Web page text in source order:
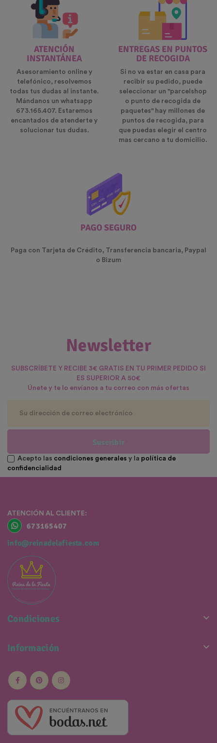
ATENCIÓN
INSTANTÁNEA
Asesoramiento online y
telefónico, resolvemos
todas tus dudas al instante.
Mándanos un whatsapp
673.165.407. Estaremos
encantados de atenderte y
solucionar tus dudas.
ENTREGAS EN PUNTOS
DE RECOGIDA
Si no va estar en casa para
recibir su pedido, puede
seleccionar un "parcelshop
o punto de recogida de
paquetes" hay millones de
puntos de recogida, para
que puedas elegir el centro
mas cercano a tu domicilio.
PAGO SEGURO
Paga con Tarjeta de Crédito, Transferencia bancaria, Paypal
o Bizum
Newsletter
SUBSCRÍBETE Y RECIBE 3€ GRATIS EN TU PRIMER PEDIDO SI
ES SUPERIOR A 50€
Únete y te lo envíanos a tu correo con más ofertas
Suscribir
Acepto las condiciones generales y la política de
confidencialidad
ATENCIÓN AL CLIENTE:
673165407
info@reinadelafiesta.com
Condiciones 
Información 